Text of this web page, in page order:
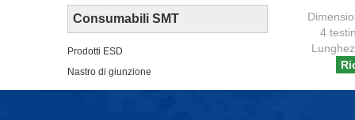
Consumabili SMT
Prodotti ESD
Nastro di giunzione
4